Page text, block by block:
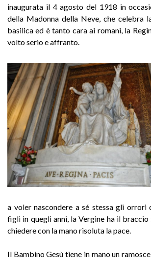
inaugurata il 4 agosto del 1918 in
della Madonna della Neve, che celebra
basilica ed è tanto cara ai romani, la
volto serio e affranto.
a voler nascondere a sé stessa gli orrori
figli in quegli anni, la Vergine ha il
chiedere con la mano risoluta la pace.
Il Bambino Gesù tiene in mano un